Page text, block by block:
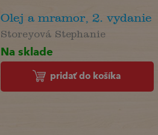
Olej a mramor, 2. vydanie
Storeyová Stephanie
Na sklade
pridať do košíka